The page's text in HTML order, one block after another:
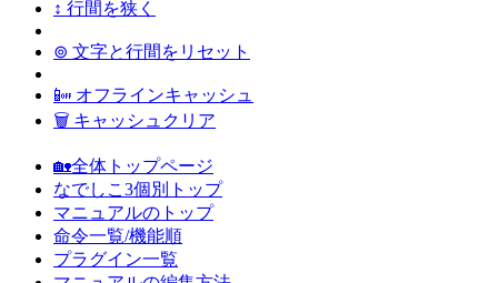
↕ 行間を狭く
⊚ 文字と行間をリセット
📴 オフラインキャッシュ
🗑 キャッシュクリア
🏡全体トップページ
なでしこ3個別トップ
マニュアルのトップ
命令一覧/機能順
プラグイン一覧